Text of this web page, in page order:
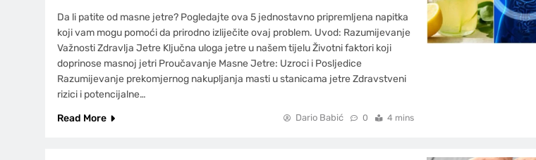
Da li patite od masne jetre? Pogledajte ova 5 jednostavno pripremljena napitka
koji vam mogu pomoći da prirodno izliječite ovaj problem. Uvod: Razumijevanje
Važnosti Zdravlja Jetre Ključna uloga jetre u našem tijelu Životni faktori koji
doprinose masnoj jetri Proučavanje Masne Jetre: Uzroci i Posljedice
Razumijevanje prekomjernog nakupljanja masti u stanicama jetre Zdravstveni
rizici i potencijalne…
Read More
Dario Babić 0 4 mins